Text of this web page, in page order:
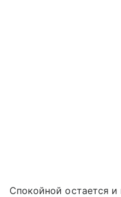
Спокойной остается и